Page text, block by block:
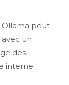
Ollama peut
un
des
interne